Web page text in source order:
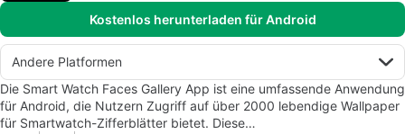
Kostenlos herunterladen für Android
Andere Platformen
Die Smart Watch Faces Gallery App ist eine umfassende Anwendung
für Android, die Nutzern Zugriff auf über 2000 lebendige Wallpaper
für Smartwatch-Zifferblätter bietet. Diese…